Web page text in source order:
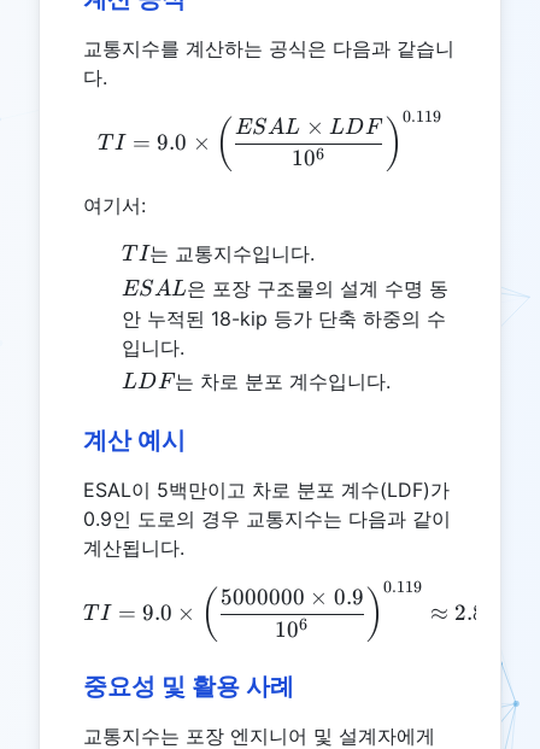
교통지수를 계산하는 공식은 다음과 같습니
다.
TI = 9.0 \times
TI = 9.0 × ( 106
ESAL × LDF ) 0.119
여기서:
TI
T I는 교통지수입니다.
ESAL
ESAL은 포장 구조물의 설계 수명 동
안 누적된 18-kip 등가 단축 하중의 수
입니다.
LDF
LDF는 차로 분포 계수입니다.
계산 예시
ESAL이 5백만이고 차로 분포 계수(LDF)가
0.9인 도로의 경우 교통지수는 다음과 같이
계산됩니다.
TI = 9.0 \times
T I = 9.0 × ( 106
5000000 × 0.9 ) 0.119
≈ 2.801
중요성 및 활용 사례
교통지수는 포장 엔지니어 및 설계자에게